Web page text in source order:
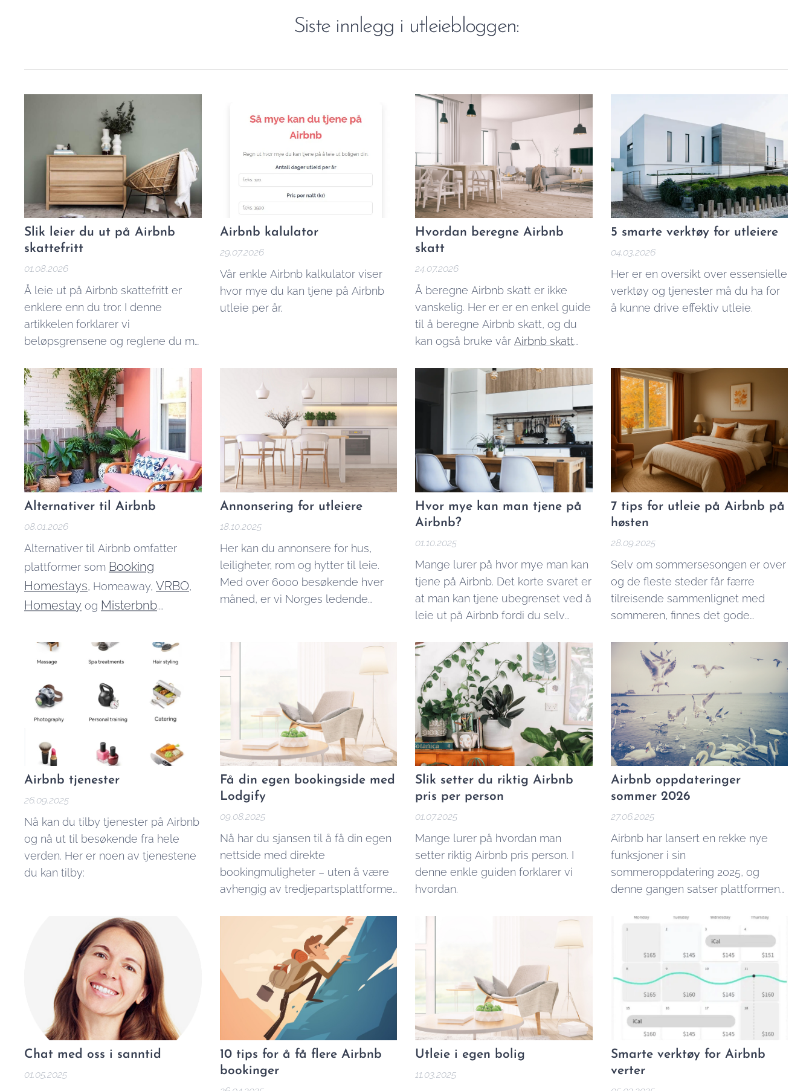
Siste innlegg i utleiebloggen:
Slik leier du ut på Airbnb
skattefritt
01.08.2026
Å leie ut på Airbnb skattefritt er
enklere enn du tror. I denne
artikkelen forklarer vi
beløpsgrensene og reglene du må
Airbnb kalulator
29.07.2026
Vår enkle Airbnb kalkulator viser
hvor mye du kan tjene på Airbnb
utleie per år.
Hvordan beregne Airbnb
skatt
24.07.2026
Å beregne Airbnb skatt er ikke
vanskelig. Her er er en enkel guide
til å beregne Airbnb skatt, og du
kan også bruke vår Airbnb skatt
hvor mye du skal betale.
5 smarte verktøy for utleiere
04.03.2026
Her er en oversikt over essensielle
verktøy og tjenester må du ha for
å kunne drive effektiv utleie.
Alternativer til Airbnb
08.01.2026
Alternativer til Airbnb omfatter
plattformer som Booking
Homestays, Homeaway, VRBO,
Homestay og Misterbnb.
bedre og billigere
overnattingsmuligheter på disse
tjene bedre ved å annonsere på
flere steder. English version:
Alternatives to Airbnb
Annonsering for utleiere
18.10.2025
Her kan du annonsere for hus,
leiligheter, rom og hytter til leie.
Med over 6000 besøkende hver
måned, er vi Norges ledende
overnatting både til private og
Hvor mye kan man tjene på
Airbnb?
01.10.2025
Mange lurer på hvor mye man kan
tjene på Airbnb. Det korte svaret er
at man kan tjene ubegrenset ved å
leie ut på Airbnb fordi du selv
høyde for faktorer som
beliggenhet, type bolig, kostnader
og skatteregler. Ved å bruke vår
enkle Airbnb kalkulator nedenfor,
kan du selv finne ut hvor mye man
kan tjene på Airbnb:...
7 tips for utleie på Airbnb på
høsten
28.09.2025
Selv om sommersesongen er over
og de fleste steder får færre
tilreisende sammenlignet med
sommeren, finnes det gode
Airbnb på høsten og vinteren. Her
er mine beste tips:
Airbnb tjenester
26.09.2025
Nå kan du tilby tjenester på Airbnb
og nå ut til besøkende fra hele
verden. Her er noen av tjenestene
du kan tilby:
Få din egen bookingside med
Lodgify
09.08.2025
Nå har du sjansen til å få din egen
nettside med direkte
bookingmuligheter – uten å være
avhengig av tredjepartsplattformer
hvor gebyrer kan være høye og
kontrollen begrenset.
Slik setter du riktig Airbnb
pris per person
01.07.2025
Mange lurer på hvordan man
setter riktig Airbnb pris person. I
denne enkle guiden forklarer vi
hvordan.
Airbnb oppdateringer
sommer 2026
27.06.2025
Airbnb har lansert en rekke nye
funksjoner i sin
sommeroppdatering 2025, og
denne gangen satser plattformen
Chat med oss i sanntid
01.05.2025
10 tips for å få flere Airbnb
bookinger
Utleie i egen bolig
11.03.2025
Smarte verktøy for Airbnb
verter